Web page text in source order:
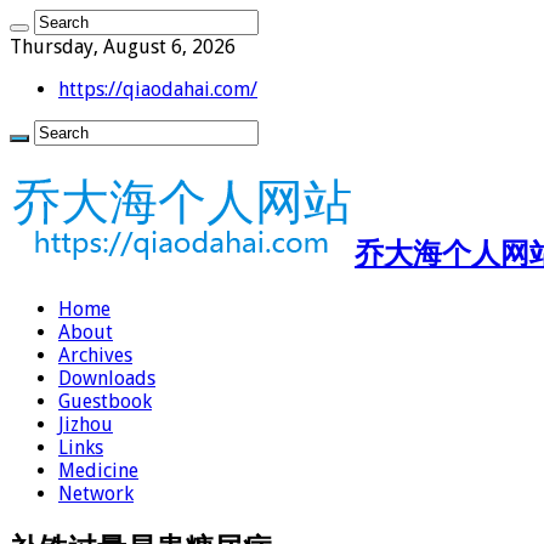
Thursday, August 6, 2026
https://qiaodahai.com/
乔大海个人
Home
About
Archives
Downloads
Guestbook
Jizhou
Links
Medicine
Network